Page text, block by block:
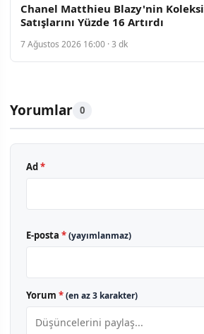
Chanel Matthieu Blazy'nin
Satışlarını Yüzde 16 Artırdı
7 Ağustos 2026 16:00 · 3 dk
Yorumlar 0
Ad*
E-posta *(yayımlanmaz)
Yorum *(en az 3 karakter)